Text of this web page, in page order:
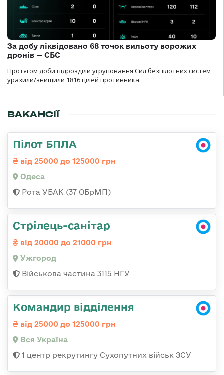
За добу ліквідовано 68 точок вильоту ворожих
дронів — СБС
Протягом доби підрозділи угруповання Сил безпілотних систем
уразили/знищили 1816 цілей противника.
ВАКАНСІЇ
Пілот БПЛА
від 25000 до 125000 грн
Одеса
Рота УБАК (37 ОБрМП)
Стрілець-санітар
від 20000 до 21000 грн
Ужгород
Військова частина 3115 НГУ
Командир відділення
від 25000 до 125000 грн
Вся Україна
1 центр рекрутингу Сухопутних військ ЗСУ